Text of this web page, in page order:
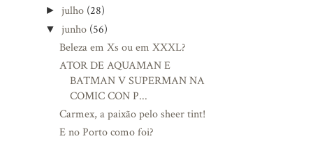
► julho (28)
▼ junho (56)
Beleza em Xs ou em XXXL?
ATOR DE AQUAMAN E
BATMAN V SUPERMAN NA
COMIC CON P...
Carmex, a paixão pelo sheer tint!
E no Porto como foi?